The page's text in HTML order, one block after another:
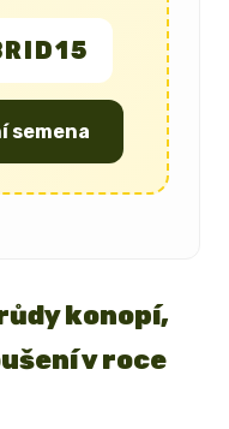
semena
konopí,
v roce